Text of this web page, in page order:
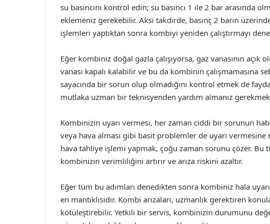
su basıncını kontrol edin; su basıncı 1 ile 2 bar arasında
eklemeniz gerekebilir. Aksi takdirde, basınç 2 barın
işlemleri yaptıktan sonra kombiyi yeniden çalıştırmayı
Eğer kombiniz doğal gazla çalışıyorsa, gaz vanasının
vanası kapalı kalabilir ve bu da kombinin çalışmamasına
sayacında bir sorun olup olmadığını kontrol etmek de
mutlaka uzman bir teknisyenden yardım almanız
Kombinizin uyarı vermesi, her zaman ciddi bir sorunun
veya hava alması gibi basit problemler de uyarı
hava tahliye işlemi yapmak, çoğu zaman sorunu çözer.
kombinizin verimliliğini artırır ve arıza riskini azaltır.
Eğer tüm bu adımları denedikten sonra kombiniz hala
en mantıklısıdır. Kombi arızaları, uzmanlık gerektiren
kötüleştirebilir. Yetkili bir servis, kombinizin durumunu